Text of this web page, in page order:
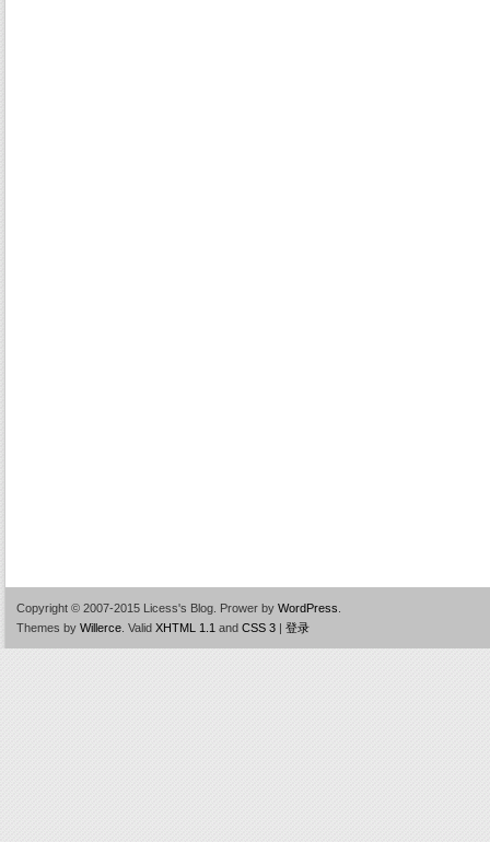
Copyright © 2007-2015 Licess's Blog. Prower by WordPress
Themes by Willerce Valid XHTML 1.1 and CSS 3 | 登录